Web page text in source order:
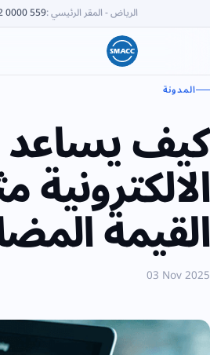
الرياض - المقر الرئيسي:
0000 559
المدونة
كيف يساعد
القيمة
03 Nov 2025